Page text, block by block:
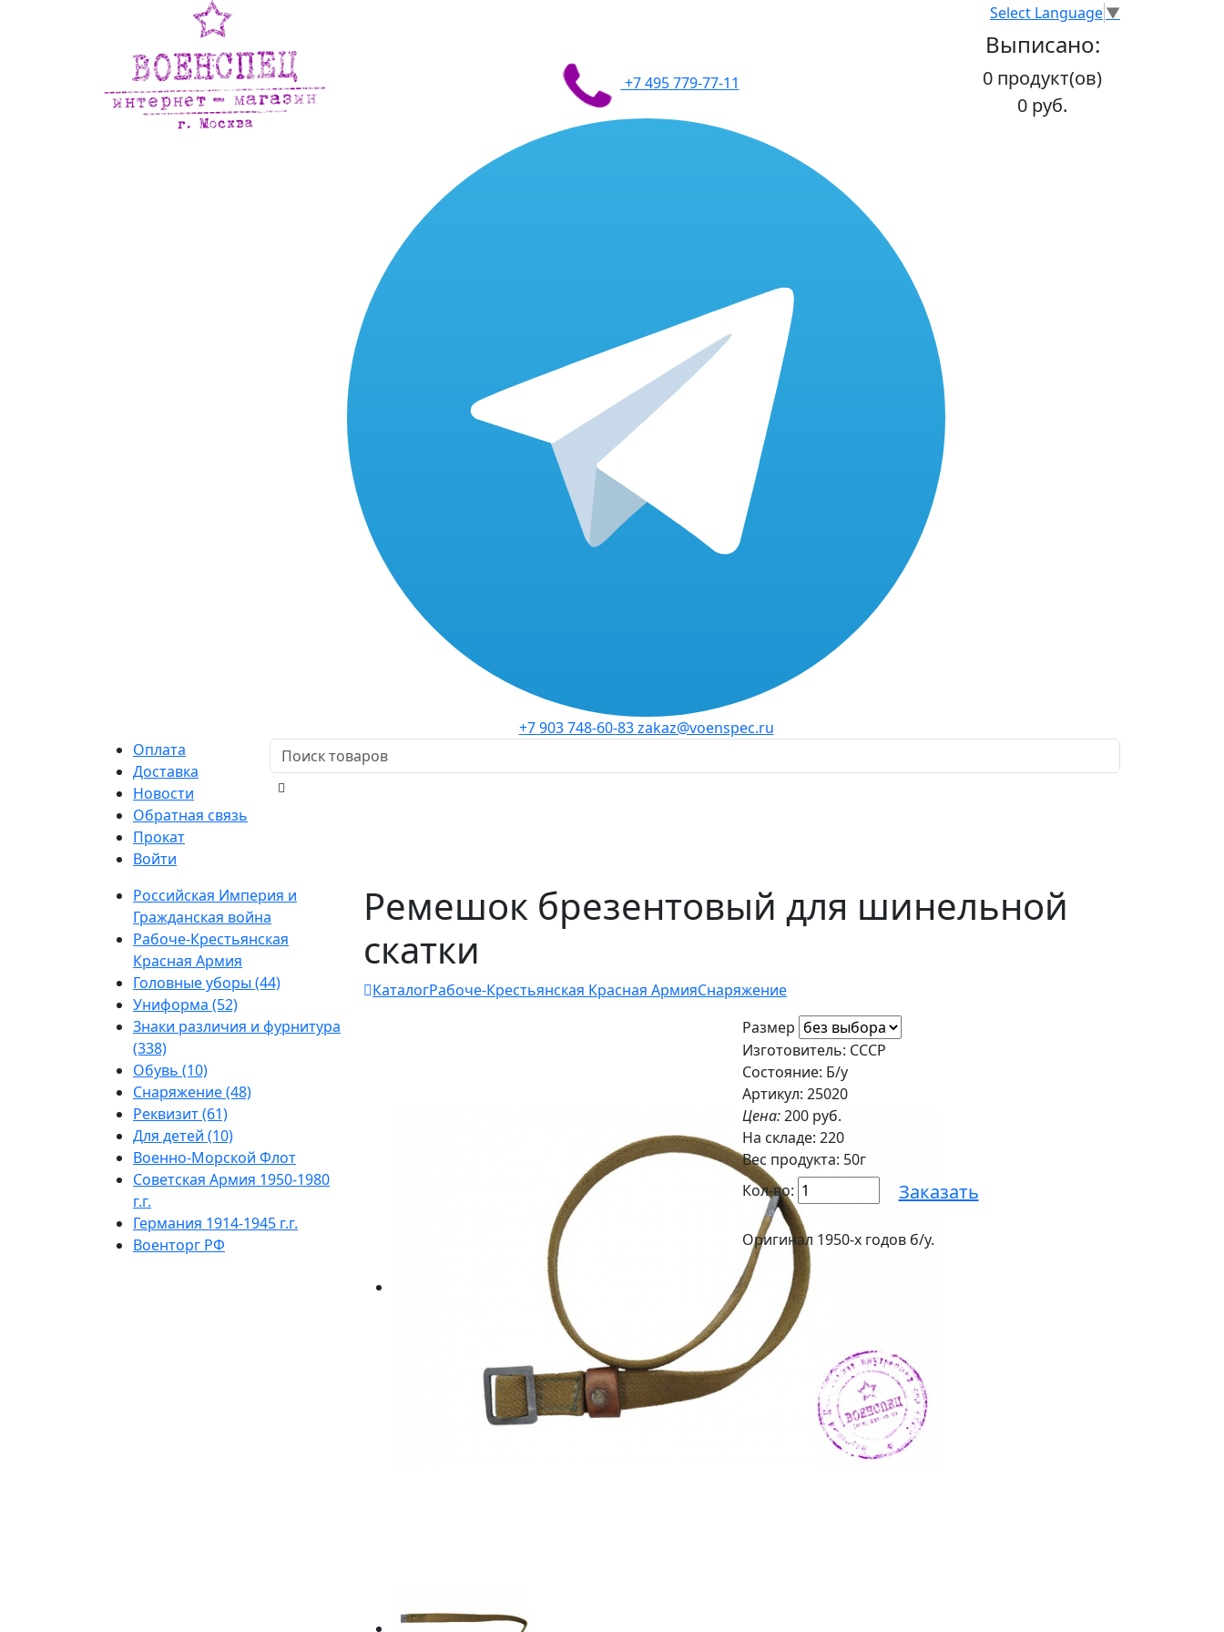
+7 495 779-77-11
+7 903 748-60-83zakaz@voenspec.ru
Select Language▼
Выписано:
0 продукт(ов)
0 руб.
Оплата
Доставка
Новости
Обратная связь
Прокат
Войти
Российская Империя и
Гражданская война
Рабоче-Крестьянская
Красная Армия
Головные уборы (44)
Униформа (52)
Знаки различия и фурнитура
(338)
Обувь (10)
Снаряжение (48)
Реквизит (61)
Для детей (10)
Военно-Морской Флот
Советская Армия 1950-1980
г.г.
Германия 1914-1945 г.г.
Военторг РФ
Ремешок брезентовый для шинельной
скатки
КаталогРабоче-Крестьянская Красная АрмияСнаряжение
Размер
Изготовитель: СССР
Состояние: Б/у
Артикул: 25020
Цена: 200 руб.
На складе: 220
Вес продукта: 50г
Кол-во:
Заказать
Оригинал 1950-х годов б/у.